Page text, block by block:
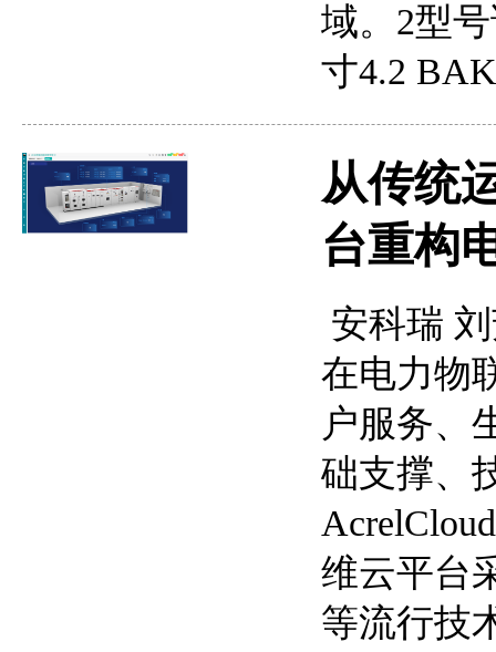
域。2型
寸4.2
从传统
台重构
安科瑞
在电力物
户服务、
础支撑、
维云平台
等流行技